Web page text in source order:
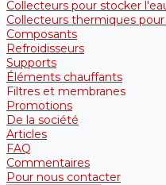
Collecteurs pour stocker
Collecteurs thermiques
Composants
Refroidisseurs
Supports
Éléments chauffants
Filtres et membranes
Promotions
De la société
Articles
FAQ
Commentaires
Pour nous contacter